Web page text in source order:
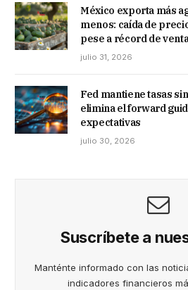
México exporta más
menos: caída de
pese a récord de
julio 31, 2026
Fed mantiene tasas
elimina el forward
expectativas
julio 30, 2026
Suscríbete a
Manténte informado con las
indicadores financieros